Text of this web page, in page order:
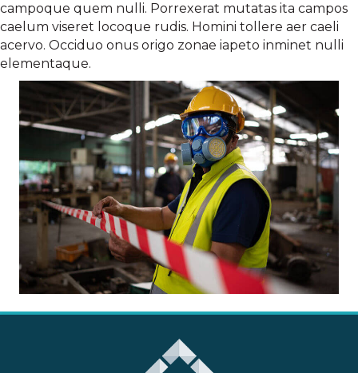
campoque quem nulli. Porrexerat mutatas ita campos
caelum viseret locoque rudis. Homini tollere aer caeli
acervo. Occiduo onus origo zonae iapeto inminet nulli
elementaque.